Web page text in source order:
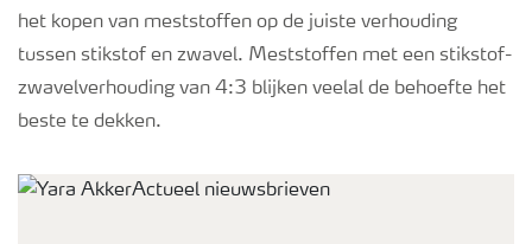
het kopen van meststoffen op de juiste verhouding
tussen stikstof en zwavel. Meststoffen met een stikstof-
zwavelverhouding van 4:3 blijken veelal de behoefte het
beste te dekken.